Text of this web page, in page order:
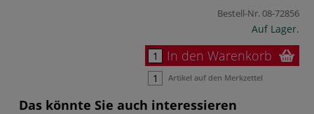
Bestell-Nr.08-72856
Auf Lager.
In den Warenkorb
Artikel auf den Merkzettel
Das könnte Sie auch interessieren